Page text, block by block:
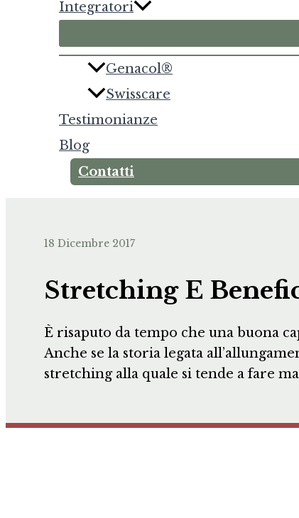
Integratori
Genacol®
Swisscare
Testimonianze
Blog
Contatti
18 Dicembre 2017
Stretching E
È risaputo da tempo che una buona
Anche se la storia legata
stretching alla quale si tende a fare